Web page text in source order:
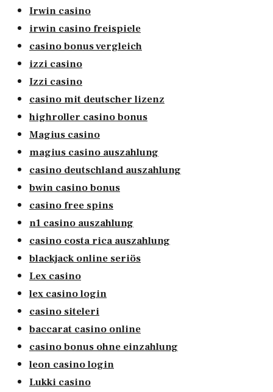
Irwin casino
irwin casino freispiele
casino bonus vergleich
izzi casino
Izzi casino
casino mit deutscher lizenz
highroller casino bonus
Magius casino
magius casino auszahlung
casino deutschland auszahlung
bwin casino bonus
casino free spins
n1 casino auszahlung
casino costa rica auszahlung
blackjack online seriös
Lex casino
lex casino login
casino siteleri
baccarat casino online
casino bonus ohne einzahlung
leon casino login
Lukki casino